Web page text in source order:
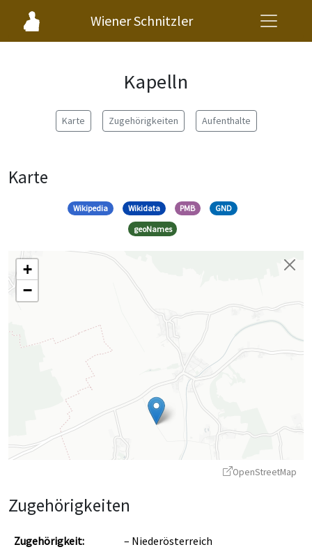
Wiener Schnitzler
Kapelln
Karte Zugehörigkeiten Aufenthalte
Karte
Wikipedia Wikidata PMB
GND
geoNames
+
−
OpenStreetMap
Zugehörigkeiten
Zugehörigkeit: Niederösterreich